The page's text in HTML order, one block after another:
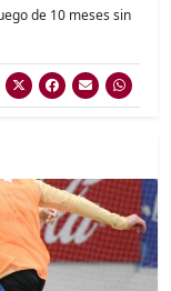
de 10 meses sin